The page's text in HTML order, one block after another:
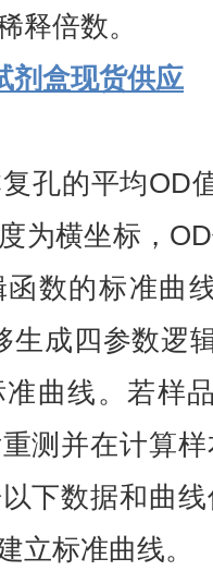
释倍数。
剂盒现货供应
孔的平均OD
为横坐标，
数的标准曲
生成四参数逻
曲线。若样
测并在计算
下数据和曲
立标准曲线。